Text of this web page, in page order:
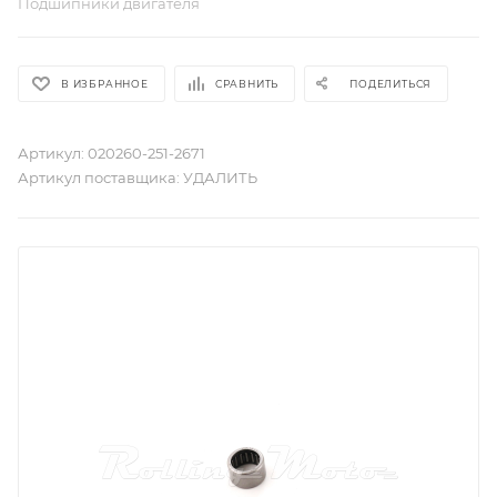
В ИЗБРАННОЕ СРАВНИТЬ ПОДЕЛИТЬСЯ
Артикул: 020260-251-2671
Артикул поставщика: УДАЛИТЬ